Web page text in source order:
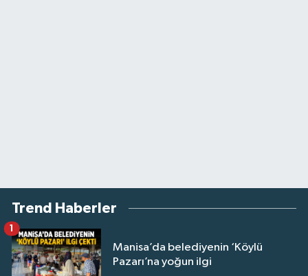
Trend Haberler
Manisa’da belediyenin ‘Köylü
Pazarı’na yoğun ilgi
1